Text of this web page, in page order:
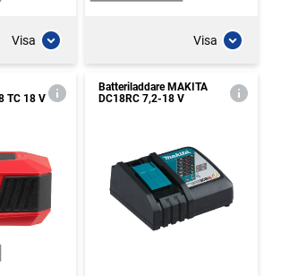
Visa Visa
TC 18 V
Batteriladdare MAKITA
DC18RC 7,2-18 V